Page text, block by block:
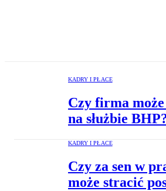
KADRY I PŁACE
Czy firma może
na służbie
KADRY I PŁACE
Czy za sen w
może stracić